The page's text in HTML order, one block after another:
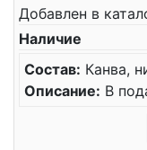
Добавлен в
Наличие
Состав: Канва,
Описание: В